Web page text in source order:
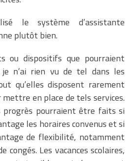
le système d’assistante
plutôt bien.
ou dispositifs que pourraient
n’ai rien vu de tel dans les
qu’elles disposent rarement
en place de tels services.
progrès pourraient être faits si
les horaires convenus et si
de flexibilité, notamment
congés. Les vacances scolaires,